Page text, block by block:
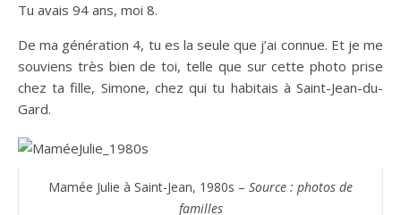
Tu avais 94 ans, moi 8.
De ma génération 4, tu es la seule que j’ai connue. Et je me
souviens très bien de toi, telle que sur cette photo prise
chez ta fille, Simone, chez qui tu habitais à Saint-Jean-du-
Gard.
Mamée Julie à Saint-Jean, 1980s – Source : photos de
familles